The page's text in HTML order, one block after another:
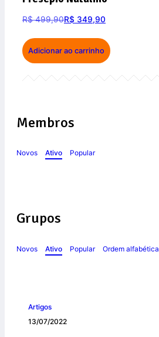
R$499,90R$ 349,90
Adicionar ao carrinho
Membros
Novos Ativo Popular
Grupos
Novos Ativo Popular Ordem alfabética
Artigos
13/07/2022